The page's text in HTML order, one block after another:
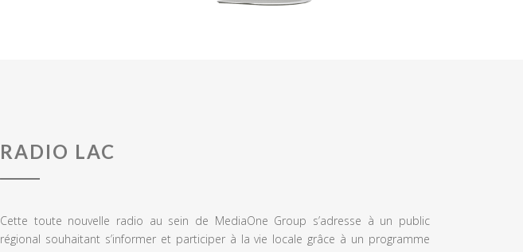
RADIO LAC
Cette toute nouvelle radio au sein de MediaOne Group s’adresse à un public
régional souhaitant s’informer et participer à la vie locale grâce à un programme